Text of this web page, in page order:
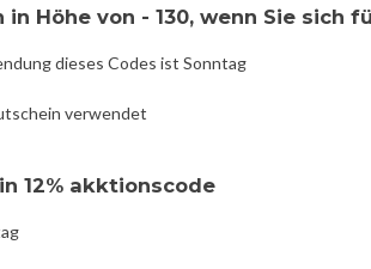
Höhe von - 130, wenn Sie sich
dieses Codes ist Sonntag
verwendet
12% akktionscode